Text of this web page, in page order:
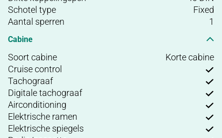
Schotel type
Fixed
Aantal sperren
1
Cabine
Soort cabine
Korte cabine
Cruise control
Tachograaf
Digitale tachograaf
Airconditioning
Elektrische ramen
Elektrische spiegels